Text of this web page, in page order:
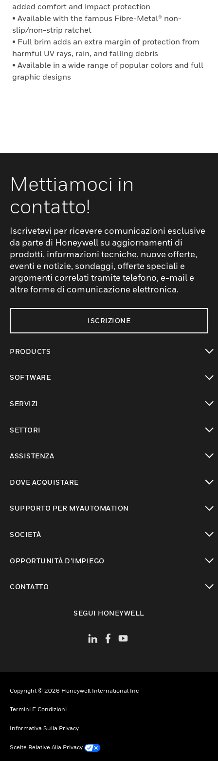
added comfort and impact protection
• Available with the famous Fibre-Metal® non-
slip/non-strip ratchet
• Full brim adds an extra margin of protection from
harmful UV rays, rain, and falling debris
• Available in a wide range of popular colors and full
graphic designs
Mettiamoci in
contatto!
Iscrivetevi per ricevere comunicazioni esclusive
da parte di Honeywell su aggiornamenti di
prodotti, informazioni tecniche, nuove offerte,
eventi e notizie, sondaggi, offerte speciali e
argomenti correlati tramite telefono, e-mail e
altre forme di comunicazione elettronica.
ISCRIZIONE
PRODUCTS
SOFTWARE
SERVIZI
SETTORI
ASSISTENZA
DOVE ACQUISTARE
SUPPORTO PER MYAUTOMATION
SOCIETÀ
OPPORTUNITÀ D’IMPIEGO
CONTATTO
SEGUI HONEYWELL
Copyright © 2026 Honeywell International Inc
Termini E Condizioni
Informativa Sulla Privacy
Scelte Relative Alla Privacy